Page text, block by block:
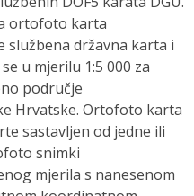
ortofoto karta
službena državna karta i
u mjerilu 1:5 000 za
područje
Hrvatske. Ortofoto karta
sastavljen od jedne ili
snimki
mjerila s nanesenom